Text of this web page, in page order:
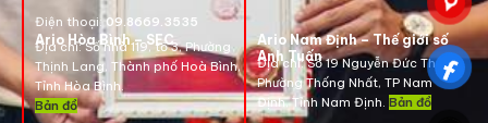
Điện thoại:09.8669.3535
Ario Hòa Bình – SEC
Địa chỉ:Số nhà 119, tổ 3, Phường
Thịnh Lang, Thành phố Hoà Bình,
Tỉnh Hòa Bình.
Bản đồ
Ario Nam Định – Thế giới số
Anh Tuấn
Địa chỉ:Số 19 Nguyễn Đức Thuận ,
Phường Thống Nhất, TP Nam
Định, Tỉnh Nam Định. Bản đồ